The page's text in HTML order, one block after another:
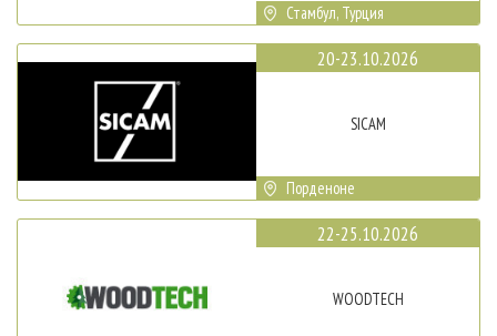
Стамбул, Турция
20-23.10.2026
SICAM
Порденоне
22-25.10.2026
WOODTECH